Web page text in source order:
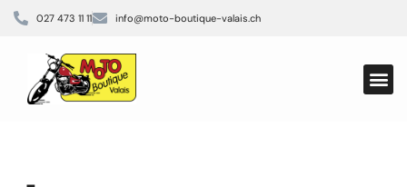
027 473 11 11 info@moto-boutique-valais.ch